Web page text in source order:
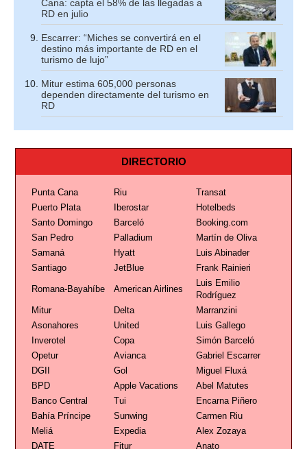
Cana: capta el 58% de las llegadas a
RD en julio
Escarrer: “Miches se convertirá en el
destino más importante de RD en el
turismo de lujo”
Mitur estima 605,000 personas
dependen directamente del turismo en
RD
DIRECTORIO
Punta Cana Riu
Transat
Puerto Plata
Iberostar
Hotelbeds
Santo Domingo
Barceló
Booking.com
San Pedro
Palladium
Martín de Oliva
Samaná
Hyatt
Luis Abinader
Santiago
JetBlue Frank Rainieri
Romana-Bayahíbe American Airlines
Luis Emilio
Rodríguez
Mitur
Delta
Marranzini
Asonahores
United
Luis Gallego
Inverotel
Copa
Simón Barceló
Opetur
Avianca
Gabriel Escarrer
DGII
Gol
Miguel Fluxá
BPD
Apple Vacations
Abel Matutes
Banco Central
Tui
Encarna Piñero
Bahía Príncipe
Sunwing
Carmen Riu
Meliá
Expedia
Alex Zozaya
DATE
Fitur Anato